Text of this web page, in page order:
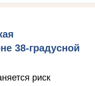
38-градусной
риск